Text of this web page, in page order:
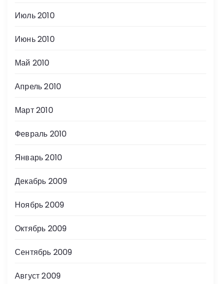
Июль 2010
Июнь 2010
Май 2010
Апрель 2010
Март 2010
Февраль 2010
Январь 2010
Декабрь 2009
Ноябрь 2009
Октябрь 2009
Сентябрь 2009
Август 2009